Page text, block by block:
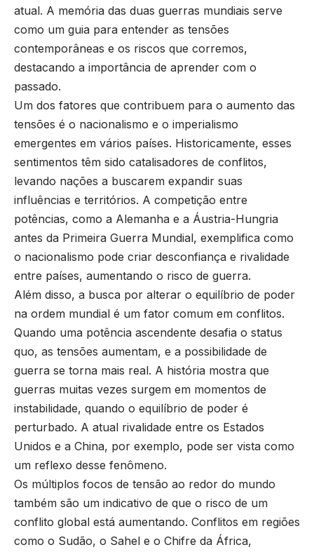
atual. A memória das duas guerras mundiais serve
como um guia para entender as tensões
contemporâneas e os riscos que corremos,
destacando a importância de aprender com o
passado.
Um dos fatores que contribuem para o aumento das
tensões é o nacionalismo e o imperialismo
emergentes em vários países. Historicamente, esses
sentimentos têm sido catalisadores de conflitos,
levando nações a buscarem expandir suas
influências e territórios. A competição entre
potências, como a Alemanha e a Áustria-Hungria
antes da Primeira Guerra Mundial, exemplifica como
o nacionalismo pode criar desconfiança e rivalidade
entre países, aumentando o risco de guerra.
Além disso, a busca por alterar o equilíbrio de poder
na ordem mundial é um fator comum em conflitos.
Quando uma potência ascendente desafia o status
quo, as tensões aumentam, e a possibilidade de
guerra se torna mais real. A história mostra que
guerras muitas vezes surgem em momentos de
instabilidade, quando o equilíbrio de poder é
perturbado. A atual rivalidade entre os Estados
Unidos e a China, por exemplo, pode ser vista como
um reflexo desse fenômeno.
Os múltiplos focos de tensão ao redor do mundo
também são um indicativo de que o risco de um
conflito global está aumentando. Conflitos em regiões
como o Sudão, o Sahel e o Chifre da África,